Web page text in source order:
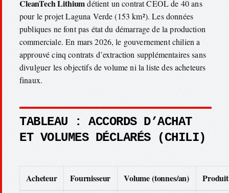
CleanTech Lithiumdétient un contrat CEOL de 40 ans
pour le projet Laguna Verde (153 km²). Les données
publiques ne font pas état du démarrage de la production
commerciale. En mars 2026, le gouvernement chilien a
approuvé cinq contrats d’extraction supplémentaires sans
divulguer les objectifs de volume ni la liste des acheteurs
finaux.
TABLEAU : ACCORDS D’ACHAT
ET VOLUMES DÉCLARÉS (CHILI)
Acheteur Fournisseur Volume (tonnes/an) Produit